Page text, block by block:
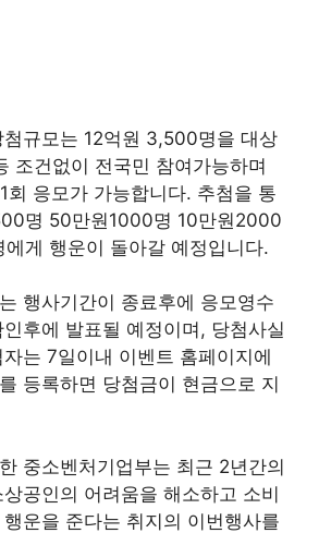
규모는 12억원 3,500명을 대상
조건없이 전국민 참여가능하며
회 응모가 가능합니다. 추첨을 통
명 50만원1000명 10만원2000
게 행운이 돌아갈 예정입니다.
행사기간이 종료후에 응모영수
후에 발표될 예정이며, 당첨사실
는 7일이내 이벤트 홈페이지에
등록하면 당첨금이 현금으로 지
중소벤처기업부는 최근 2년간의
공인의 어려움을 해소하고 소비
운을 준다는 취지의 이번행사를